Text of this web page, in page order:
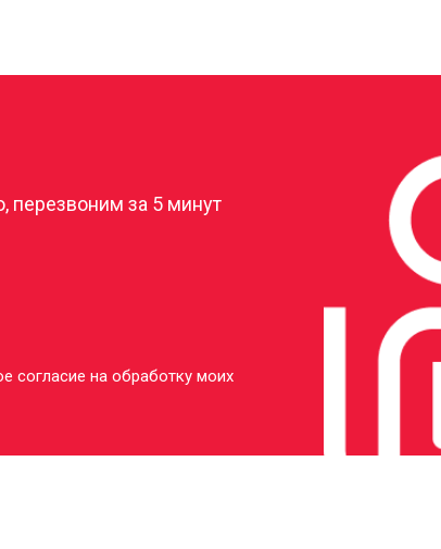
перезвоним за 5 минут
согласие на обработку моих